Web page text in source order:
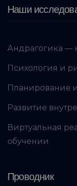
Наши
Андрагогика —
Психология и
Планирование
Развитие
Виртуальная
обучении
Проводник